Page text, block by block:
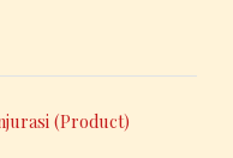
(Product)